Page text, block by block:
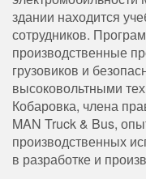
здании находится
сотрудников.
производственные
грузовиков и
высоковольтными
Кобаровка, члена
MAN Truck & Bus,
производственных
в разработке и